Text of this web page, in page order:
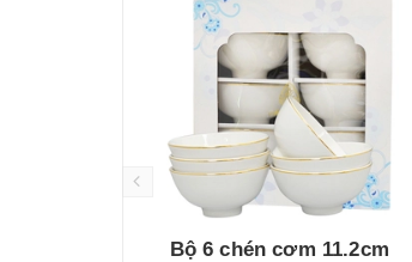
Bộ 6 chén cơm 11.2cm